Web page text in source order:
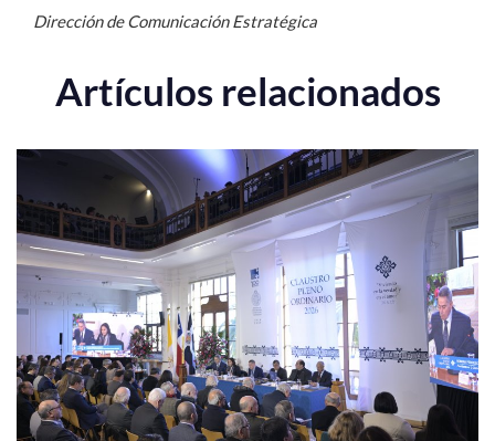
Dirección de Comunicación Estratégica
Artículos relacionados